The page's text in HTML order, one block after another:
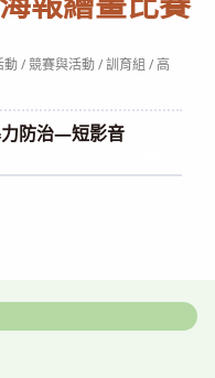
動/競賽與活動/訓育組 /高
防治—短影音